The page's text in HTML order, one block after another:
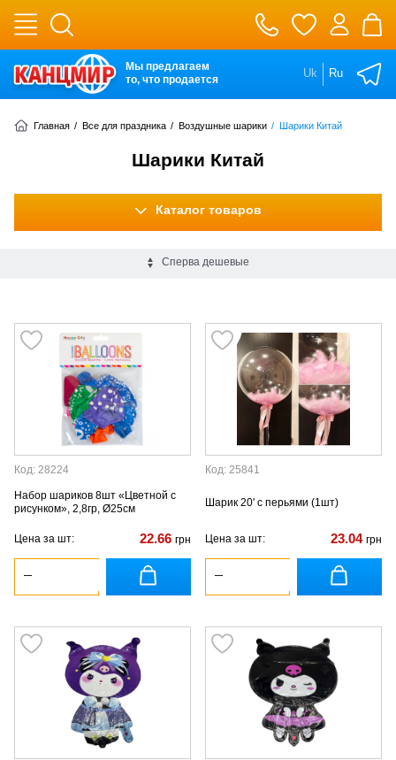
Мы предлагаем
то, что продается
Uk Ru
Главная / Все для праздника / Воздушные шарики / Шарики Китай
Шарики Китай
Каталог товаров
Сперва дешевые
Код: 28224
Набор шариков 8шт «Цветной с
рисунком», 2,8гр, Ø25см
Цена за шт: 22.66 грн
Код: 25841
Шарик 20' с перьями (1шт)
Цена за шт: 23.04 грн